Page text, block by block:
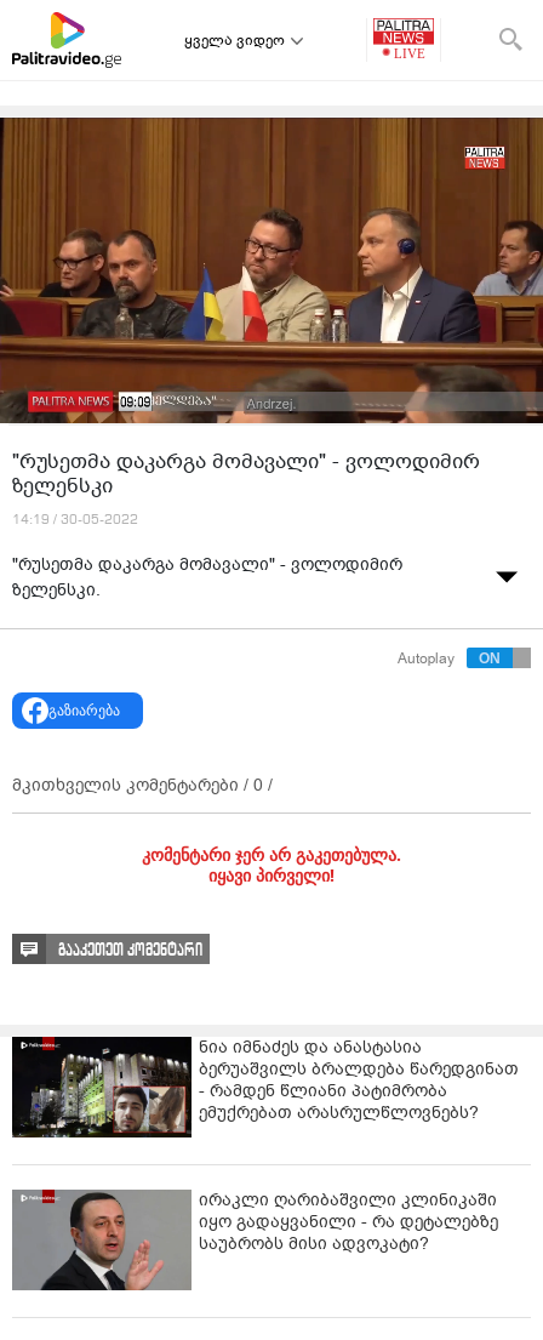
ყველა ვიდეო
"რუსეთმა დაკარგა მომავალი" - ვოლოდიმირ
ზელენსკი
14:19 / 30-05-2022
"რუსეთმა დაკარგა მომავალი" - ვოლოდიმირ
ზელენსკი.
Autoplay
გაზიარება
მკითხველის კომენტარები / 0 /
კომენტარი ჯერ არ გაკეთებულა.
იყავი პირველი!
გააკეთეთ კომენტარი
ნია იმნაძეს და ანასტასია
ბერუაშვილს ბრალდება წარედგინათ
- რამდენ წლიანი პატიმრობა
ემუქრებათ არასრულწლოვნებს?
ირაკლი ღარიბაშვილი კლინიკაში
იყო გადაყვანილი - რა დეტალებზე
საუბრობს მისი ადვოკატი?